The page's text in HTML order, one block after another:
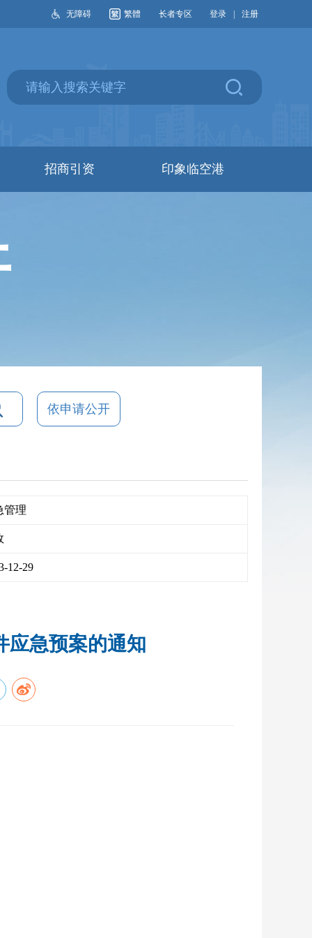
无障碍 繁體 长者专区 登录 注册
招商引资 印象临空港
依申请公开
管理
12-29
应急预案的通知